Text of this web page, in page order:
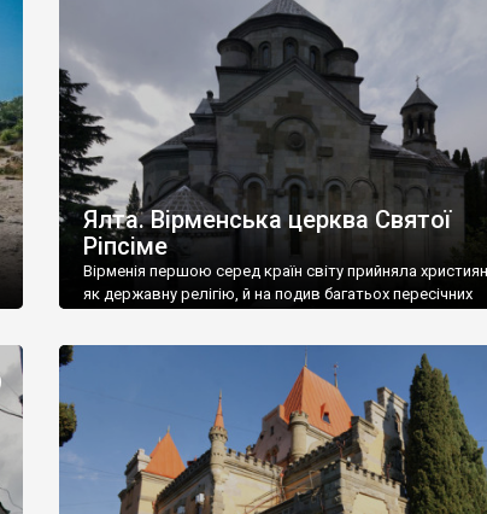
називаються «повстяками» (postaki)…” “Вино. Крим
виробляє відмінне вино і його вдосталь: воно все
легке біле і дуже […]
Ялта. Вірменська церква Святої
Ріпсіме
Вірменія першою серед країн світу прийняла
як державну релігію, й на подив багатьох пересічних